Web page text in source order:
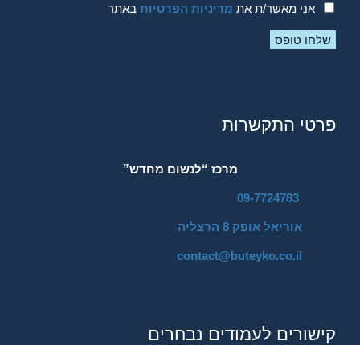
אני מאשר/ת אתמדיניות הפרטיותבאתר
פרטי התקשרות
מרכז “לנשום מחדש”
09-7724783
אוריאל אופק 8 הרצליה
contact@buteyko.co.il
קישורים לעמודים נבחרים